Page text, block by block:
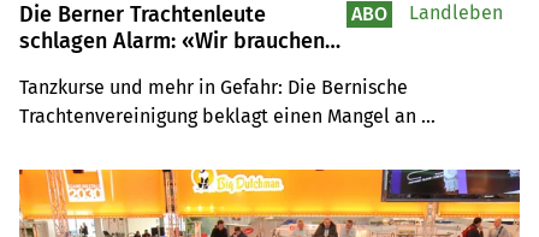
Die Berner Trachtenleute
schlagen Alarm: «Wir brauchen
Tanzkurse und mehr in Gefahr: Die Bernische
Trachtenvereinigung beklagt einen Mangel an
ABO Landleben